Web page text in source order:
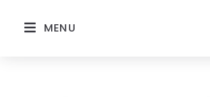
MENU